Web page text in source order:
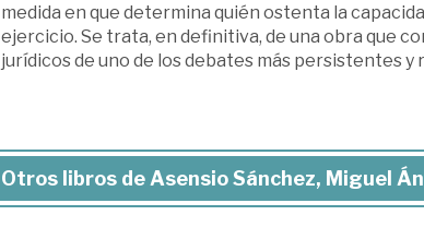
medida en que determina quién ostenta la
ejercicio. Se trata, en definitiva, de una obra que
jurídicos de uno de los debates más persistentes
Otros libros de Asensio Sánchez, Miguel